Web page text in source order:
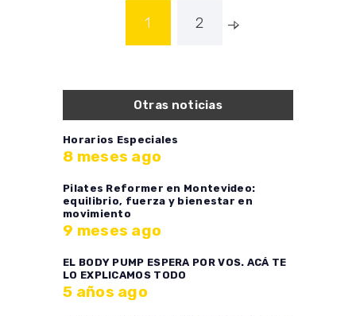
NavegaciónPAGE
1 PAGE
2
Otras noticias
Horarios Especiales
8 meses ago
Pilates Reformer en Montevideo:
equilibrio, fuerza y bienestar en
movimiento
9 meses ago
EL BODY PUMP ESPERA POR VOS. ACÁ TE
LO EXPLICAMOS TODO
5 años ago